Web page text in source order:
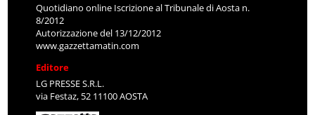
Quotidiano online Iscrizione al Tribunale di Aosta n.
8/2012
Autorizzazione del 13/12/2012
www.gazzettamatin.com
Editore
LG PRESSE S.R.L.
via Festaz, 52 11100 AOSTA